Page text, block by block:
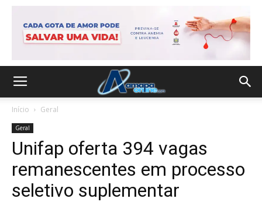
Início Geral
Geral
Unifap oferta 394 vagas
remanescentes em processo
seletivo suplementar